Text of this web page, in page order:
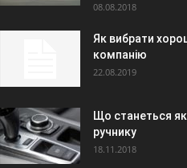
08.08.2018
Як вибрати
компанію
22.08.2019
Що станеться
ручнику
18.11.2018